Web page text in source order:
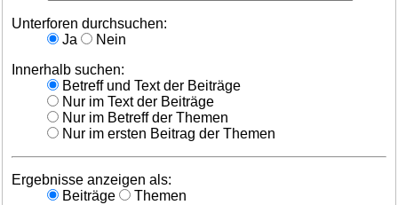
Unterforen durchsuchen:
Ja
Nein
Innerhalb suchen:
Betreff und Text der Beiträge
Nur im Text der Beiträge
Nur im Betreff der Themen
Nur im ersten Beitrag der Themen
Ergebnisse anzeigen als:
Beiträge
Themen